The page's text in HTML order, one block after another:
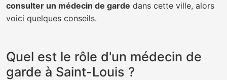
consulter un médecin de garde dans cette ville, alors
voici quelques conseils.
Quel est le rôle d'un médecin de
garde à Saint-Louis ?